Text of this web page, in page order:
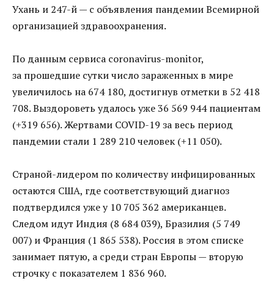
Ухань и 247-й — с объявления пандемии Всемирной
организацией здравоохранения.
По данным сервиса coronavirus-monitor,
за прошедшие сутки число зараженных в мире
увеличилось на 674 180, достигнув отметки в 52 418
708. Выздороветь удалось уже 36 569 944 пациентам
(+319 656). Жертвами COVID-19 за весь период
пандемии стали 1 289 210 человек (+11 050).
Страной-лидером по количеству инфицированных
остаются США, где соответствующий диагноз
подтвердился уже у 10 705 362 американцев.
Следом идут Индия (8 684 039), Бразилия (5 749
007) и Франция (1 865 538). Россия в этом списке
занимает пятую, а среди стран Европы — вторую
строчку с показателем 1 836 960.